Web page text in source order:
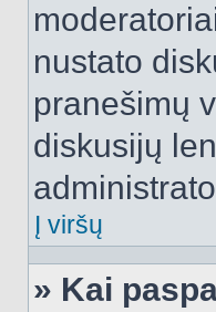
nustato
pranešimų
diskusijų
Į viršų
» Kai